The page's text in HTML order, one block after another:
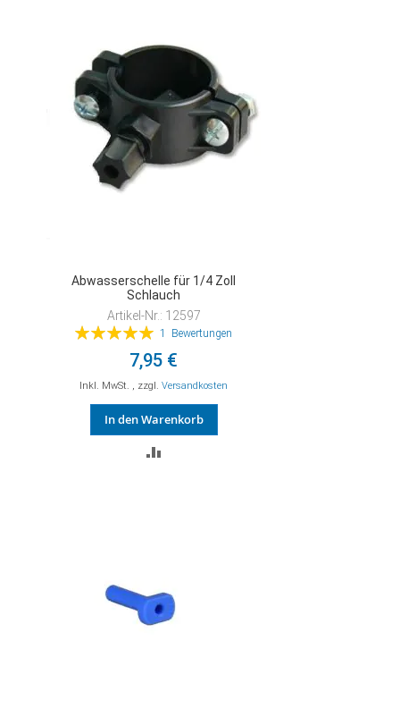
HINZUFÜGEN
Abwasserschelle für 1/4 Zoll
Schlauch
Artikel-Nr.: 12597
Bewertung:
1 Bewertungen
7,95 €
Inkl. MwSt. , zzgl.Versandkosten
In den Warenkorb